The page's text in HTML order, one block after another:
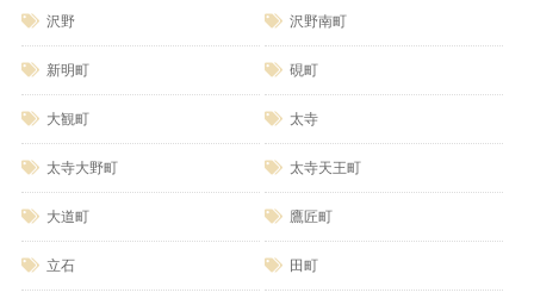
沢野 沢野南町
新明町 硯町
大観町 太寺
太寺大野町 太寺天王町
大道町 鷹匠町
立石 田町